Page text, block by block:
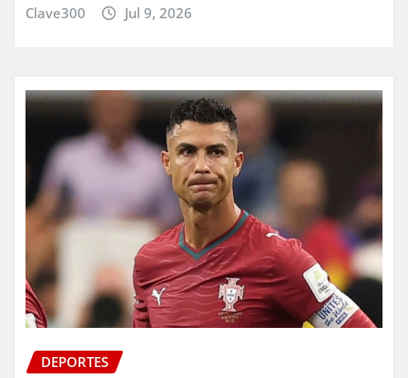
Clave300 Jul 9, 2026
DEPORTES